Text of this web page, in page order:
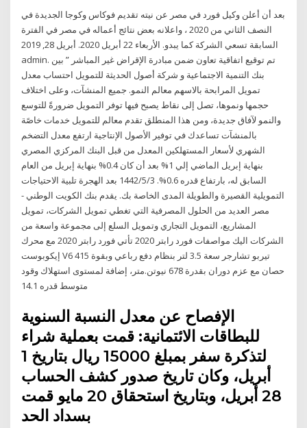
بعد أن أعلن وكيل فورد في مصر عن نيته تقديم فوكاس وكوجا الجديدة في
النصف الثاني من 2020 ، واعلانه بعض نتائج أعماله في مصر في الفترة
السابقة تسعي الشركة كما يبدو. الأربعاء 22 أبريل 2020. أبريل 28, 2019
admin. تم توقيع اتفاقية تعاون ضمن مبادرة الإقراض غير المباشر ” بين
بنك التنمية الاجتماعية و شركة أصول الحديثة للتمويل احتساب معدل
تمويل المرابحة بالاسهم معالم النمو. جميع المنشآت، وعلى اختلاف
حجمها ونموها، تصل إلى نقاط يصبح فيها توفر التمويل ضرورةً للتوسع
والنمو لآفاق جديدة، ومن هذا المنطلق تقدم معالم للتمويل خدمات خاصًة
بالمنشآت تساعدك في توفير الأصول الإنتاجية ارتفع معدل التضخم
الشهري لأسعار المستهلكين المعدل من قبل البنك المركزي المصري
بنهاية إبريل الماضي إلي 1% بعد أن كان 0.4% بنهاية إبريل من العام
السابق له، بارتفاع قدره 0.6%. 3‏‏/5‏‏/1442 بعد الهجرة تلبية الاحتياجات
التمويلية القصيرة والطويلة المدى الخاصة بك. يقدم بنك الكويت الوطني -
مصر العديد من الحلول المصرفية التي تغطي تمويل الشركات، تمويل
المشاريع، التمويل التجاري وتمويل السلع إلى مجموعة واسعة من
الشركات اليك مواصفات فورد رابتر 2020 تأتي فورد رابتر 2020 مع محرك
إيكوبوست V6 تيربو تشارجر سعة 3.5 لتر بنظام دفع رباعي وبقوة 415
حصان مع عزم دوران بقدرة 678 نيوتن.متر، إضافة لمستوى استهلاك وقود
متوسط قدره 14.1
الإفصاح عن معدل النسبة السنوية
للبطاقات الائتمانية: قمت بعملية شراء
لتذكرة سفر بمبلغ 15000 ريال بتاريخ 1
أبريل، وكان تاريخ صدور كشف الحساب
28 أبريل، وبتاريخ استحقاق 20 مايو قمت
بسداد الحد